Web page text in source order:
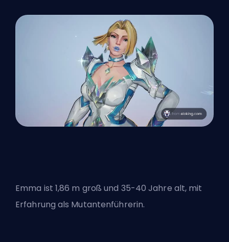
Emma ist 1,86 m groß und 35-40 Jahre alt, mit
Erfahrung als Mutantenführerin.